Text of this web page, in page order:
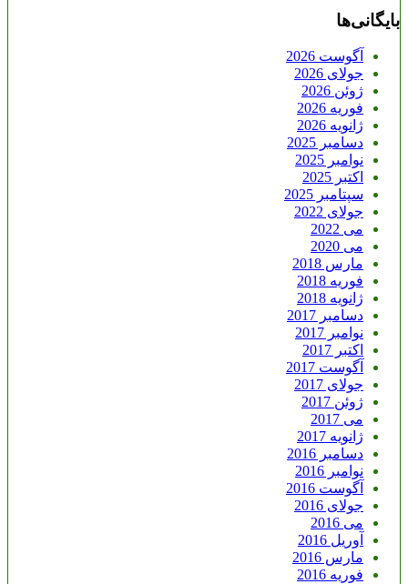
بایگانی‌ها
آگوست 2026
جولای 2026
ژوئن 2026
فوریه 2026
ژانویه 2026
دسامبر 2025
نوامبر 2025
اکتبر 2025
سپتامبر 2025
جولای 2022
می 2022
می 2020
مارس 2018
فوریه 2018
ژانویه 2018
دسامبر 2017
نوامبر 2017
اکتبر 2017
آگوست 2017
جولای 2017
ژوئن 2017
می 2017
ژانویه 2017
دسامبر 2016
نوامبر 2016
آگوست 2016
جولای 2016
می 2016
آوریل 2016
مارس 2016
فوریه 2016